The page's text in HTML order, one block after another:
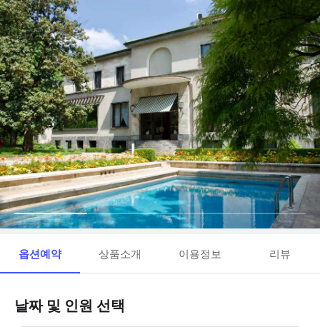
옵션예약 상품소개 이용정보 리뷰
날짜 및 인원 선택